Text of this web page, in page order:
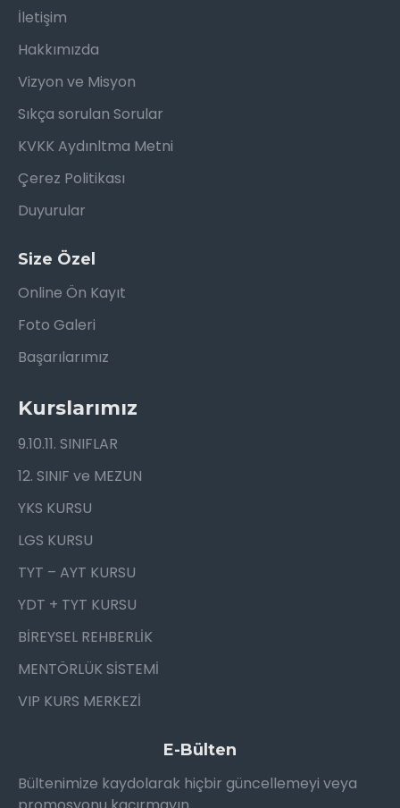
İletişim
Hakkımızda
Vizyon ve Misyon
Sıkça sorulan Sorular
KVKK Aydınltma Metni
Çerez Politikası
Duyurular
Size Özel
Online Ön Kayıt
Foto Galeri
Başarılarımız
Kurslarımız
9.10.11. SINIFLAR
12. SINIF ve MEZUN
YKS KURSU
LGS KURSU
TYT – AYT KURSU
YDT + TYT KURSU
BİREYSEL REHBERLİK
MENTÖRLÜK SİSTEMİ
VIP KURS MERKEZİ
E-Bülten
Bültenimize kaydolarak hiçbir güncellemeyi veya